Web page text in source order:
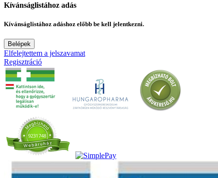
Kívánságlistához adás
Kívánságlistához adáshoz előbb be kell jelentkezni.
Belépek
Elfelejtettem a jelszavamat
Regisztráció